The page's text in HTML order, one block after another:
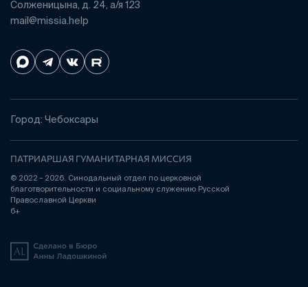
Солженицына, д. 24, а/я 123
mail@missia.help
Город: Чебоксары
ПАТРИАРШАЯ ГУМАНИТАРНАЯ МИССИЯ
© 2022 – 2026. Синодальный отдел по церковной
благотворительности и социальному служению Русской
Православной Церкви
6+